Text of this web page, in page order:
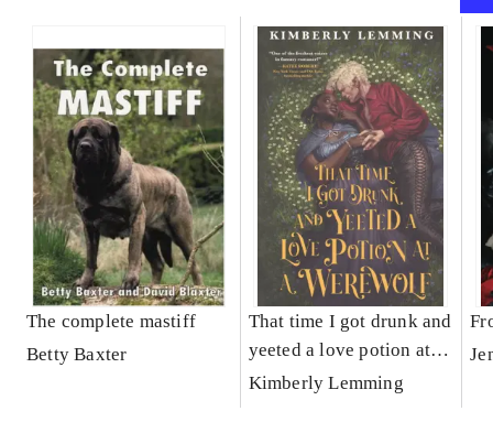
The complete mastiff
Betty Baxter
That time I got drunk and
yeeted a love potion at a
werewolf
Kimberly Lemming